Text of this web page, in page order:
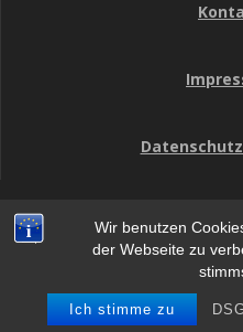
Wir benutzen
der Webseite zu
Ich stimme zu
© 2026 HomeCon.